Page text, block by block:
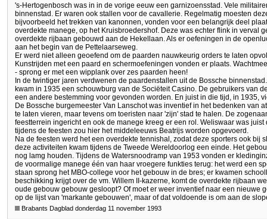
's-Hertogenbosch was in in de vorige eeuw een garnizoensstad. Vele
binnenstad. Er waren ook stallen voor de cavallerie. Regelmatig moesten
bijvoorbeeld het trekken van kanonnen, vonden voor een belangrijk deel
overdekte manege, op het Kruisbroedershof. Deze was echter flink in verval
overdekte rijbaan gebouwd aan de Hekellaan. Als er oefeningen in de
aan het begin van de Pettelaarseweg.
Er werd niet alleen geoefend om de paarden nauwkeurig orders te laten
Kunstrijden met een paard en schermoefeningen vonden er plaats.
- sprong er met een wipplank over zes paarden heen!
In de twintiger jaren verdwenen de paardenstallen uit de Bossche
kwam in 1935 een schouwburg van de Sociëteit Casino. De gebruikers van
een andere bestemming voor gevonden worden. En juist in die tijd, in 1935,
De Bossche burgemeester Van Lanschot was inventief in het bedenken van
te laten vieren, maar tevens om toeristen naar 'zijn' stad te halen. De
feestterrein ingericht en ook de manege kreeg er een rol. Weliswaar was
tijdens de feesten zou hier het middeleeuws Beatrijs worden opgevoerd.
Na de feesten werd het een overdekte tennishal, zodat deze sporters ook bij
deze activiteiten kwam tijdens de Tweede Wereldoorlog een einde. Het
nog lamg houden. Tijdens de Watersnoodramp van 1953 vonden er
de voormalige manege één van haar vroegere funkties terug: het werd een
staan sprong het MBO-college voor het gebouw in de bres; er kwamen
beschikking krijgt over de vm. Willem II-kazerne, komt de overdekte rijbaan
oude gebouw gebouw gesloopt? Of moet er weer inventief naar een nieuwe
op de lijst van 'markante gebouwen', maar of dat voldoende is om aan de
Brabants Dagblad donderdag 11 november 1993